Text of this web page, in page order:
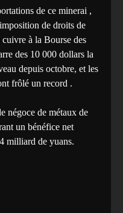
de ce minerai ,
de droits de
à la Bourse des
des 10 000 dollars la
depuis octobre, et les
​​frôlé un record .
négoce de métaux de
un bénéfice net
milliard de yuans.